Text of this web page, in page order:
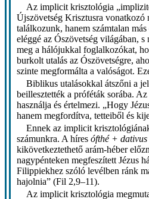
Az implicit krisztológia
Újszövetség Krisztusra vonatkozó
találkozunk, hanem számtalan
eléggé az Ószövetség világában,
meg a hálójukkal foglalkozókat,
burkolt utalás az Ószövetségre,
szinte megformálta a valóságot.
Biblikus utalásokkal átszőni a
beillesztették a próféták sorába.
használja és értelmezi. „Hogy
hanem megfordítva, tetteiből és
Ennek az implicit
számunkra. A híresófthé + dativus
kikövetkeztethető arám-héber
nagypénteken megfeszített Jézus
Filippiekhez szóló levélben ránk
hajolnia” (Fil 2,9–11).
Az implicit krisztológia